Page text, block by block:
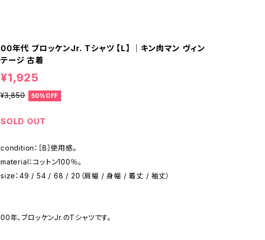
00年代 ブロッケンJr. Tシャツ 【L】 ｜キン肉マン ヴィン
テージ 古着
¥1,925
¥3,850 50%OFF
SOLD OUT
condition：［B］使用感。
material：コットン100％。
size：49 / 54 / 68 / 20（肩幅 / 身幅 / 着丈 / 袖丈）
00年、ブロッケンJr.のTシャツです。